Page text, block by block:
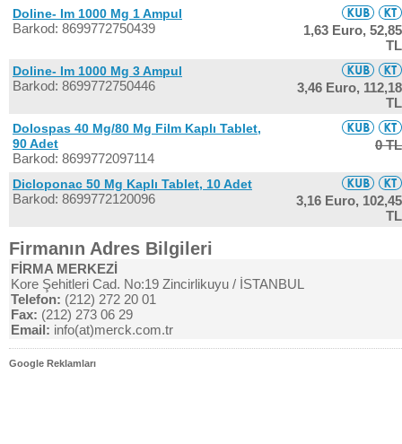
Doline- Im 1000 Mg 1 Ampul
Barkod: 8699772750439 1,63 Euro, 52,85
TL
Doline- Im 1000 Mg 3 Ampul
Barkod: 8699772750446 3,46 Euro, 112,18
TL
Dolospas 40 Mg/80 Mg Film Kaplı Tablet,
90 Adet
Barkod: 8699772097114
0 TL
Dicloponac 50 Mg Kaplı Tablet, 10 Adet
Barkod: 8699772120096 3,16 Euro, 102,45
TL
Firmanın Adres Bilgileri
FİRMA MERKEZİ
Kore Şehitleri Cad. No:19 Zincirlikuyu / İSTANBUL
Telefon: (212) 272 20 01
Fax: (212) 273 06 29
Email: info(at)merck.com.tr
Google Reklamları